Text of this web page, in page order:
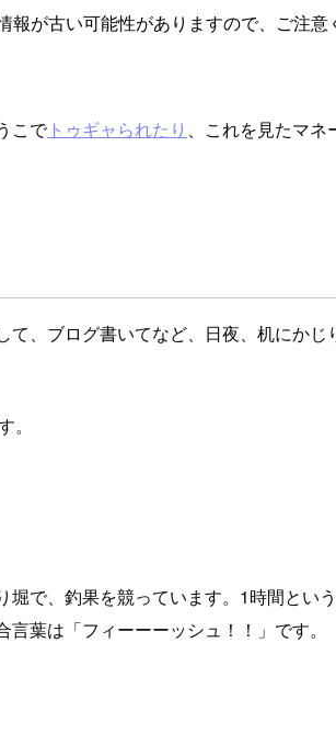
が古い可能性がありますので、ご注意
こでトゥギャられたり 、これを見たマネ
、ブログ書いてなど、日夜、机にか
で、釣果を競っています。1時間と
葉は「フィーーーッシュ！！」です。